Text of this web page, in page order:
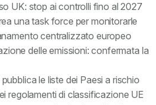
UK: stop ai controlli fino al 2027
una task force per monitorarle
centralizzato europeo
delle emissioni: confermata la
le liste dei Paesi a rischio
regolamenti di classificazione UE